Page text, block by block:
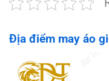
Địa điểm may áo